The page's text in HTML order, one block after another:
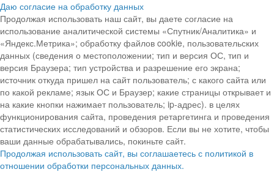
Даю согласие на обработку данных
Продолжая использовать наш сайт, вы даете согласие на
использование аналитической системы «Спутник/Аналитика» и
«Яндекс.Метрика»; обработку файлов cookie, пользовательских
данных (сведения о местоположении; тип и версия ОС, тип и
версия Браузера; тип устройства и разрешение его экрана;
источник откуда пришел на сайт пользователь; с какого сайта или
по какой рекламе; язык ОС и Браузер; какие страницы открывает и
на какие кнопки нажимает пользователь; ip-адрес). в целях
функционирования сайта, проведения ретаргетинга и проведения
статистических исследований и обзоров. Если вы не хотите, чтобы
ваши данные обрабатывались, покиньте сайт.
Продолжая использовать сайт, вы соглашаетесь с политикой в
отношении обработки персональных данных.